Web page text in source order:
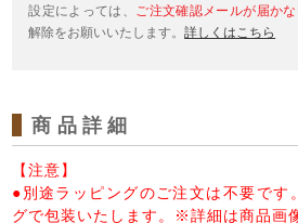
設定によっては、 ご注文確認メールが届か
解除をお願いいたします。詳しくはこちら
商品詳細
【注意】
●別途ラッピングのご注文は不要です
グで包装いたします。※詳細は商品画